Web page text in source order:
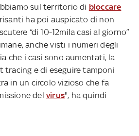
sul territorio di bloccare
ha poi auspicato di non
“di 10-12mila casi al giorno”
anche visti i numeri degli
che i casi sono aumentati, la
tracing e di eseguire tamponi
in un circolo vizioso che fa
del virus", ha quindi